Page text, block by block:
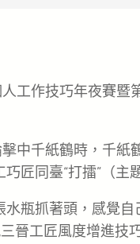
工作技巧年夜賽暨
中千紙鶴時，千紙
匠同臺“打擂”（主題
水瓶抓著頭，感覺
晉工匠風度增進技